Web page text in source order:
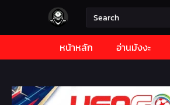
หน้าหลัก อ่านมังงะ